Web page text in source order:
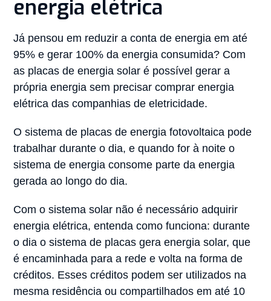
energia elétrica
Já pensou em reduzir a conta de energia em até
95% e gerar 100% da energia consumida? Com
as placas de energia solar é possível gerar a
própria energia sem precisar comprar energia
elétrica das companhias de eletricidade.
O sistema de placas de energia fotovoltaica pode
trabalhar durante o dia, e quando for à noite o
sistema de energia consome parte da energia
gerada ao longo do dia.
Com o sistema solar não é necessário adquirir
energia elétrica, entenda como funciona: durante
o dia o sistema de placas gera energia solar, que
é encaminhada para a rede e volta na forma de
créditos. Esses créditos podem ser utilizados na
mesma residência ou compartilhados em até 10